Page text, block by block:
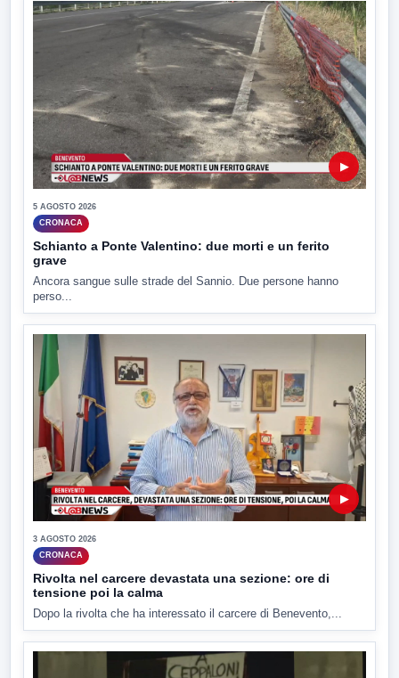
▶
5 AGOSTO 2026
CRONACA
Schianto a Ponte Valentino: due morti e un ferito
grave
Ancora sangue sulle strade del Sannio. Due persone hanno
perso...
▶
3 AGOSTO 2026
CRONACA
Rivolta nel carcere devastata una sezione: ore di
tensione poi la calma
Dopo la rivolta che ha interessato il carcere di Benevento,...